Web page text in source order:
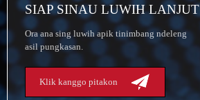
SIAP SINAU LUWIH LANJUT
Ora ana sing luwih apik tinimbang ndeleng
asil pungkasan.
Klik kanggo pitakon